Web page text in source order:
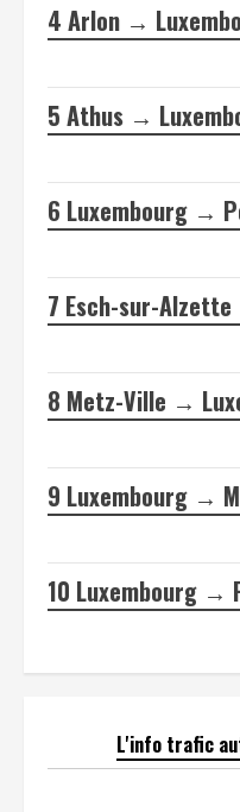
4 Arlon →
5 Athus →
6 Luxembourg →
7 Esch-sur-
8 Metz-Ville →
9 Luxembourg →
10 Luxembourg →
L'info trafic